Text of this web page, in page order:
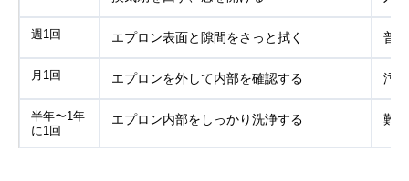
週1回 エプロン表面と隙間をさっと拭く 普
月1回 エプロンを外して内部を確認する 汚
半年〜1年
に1回
エプロン内部をしっかり洗浄する 難